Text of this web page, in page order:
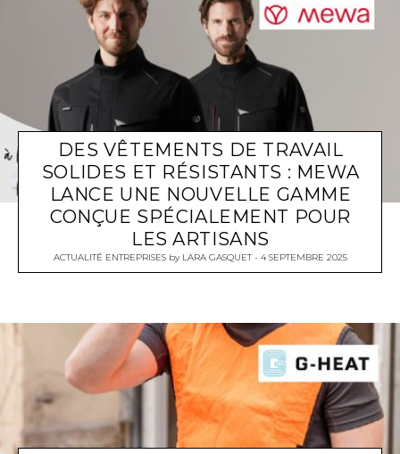
DES VÊTEMENTS DE TRAVAIL
SOLIDES ET RÉSISTANTS : MEWA
LANCE UNE NOUVELLE GAMME
CONÇUE SPÉCIALEMENT POUR
LES ARTISANS
ACTUALITÉ ENTREPRISES by LARA GASQUET 4 SEPTEMBRE 2025